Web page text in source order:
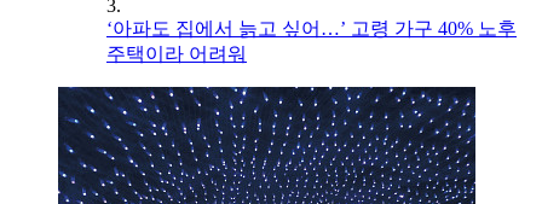
3.
‘아파도 집에서 늙고 싶어…’ 고령 가구 40% 노후
주택이라 어려워